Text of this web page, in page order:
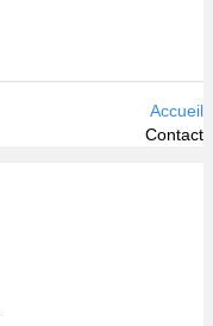
Accueil
Contact